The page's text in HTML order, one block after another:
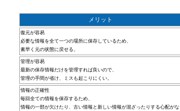
メリット
復元が容易
必要な情報を全て一つの場所に保存しているため、
素早く元の状態に戻せる。
管理が容易
最新の保存情報だけを管理すれば良いので、
管理の手間が省け、ミスも起こりにくい。
情報の正確性
毎回全ての情報を保存するため、
情報の一部が欠けたり、古い情報と新しい情報が混ざったりする心配がな